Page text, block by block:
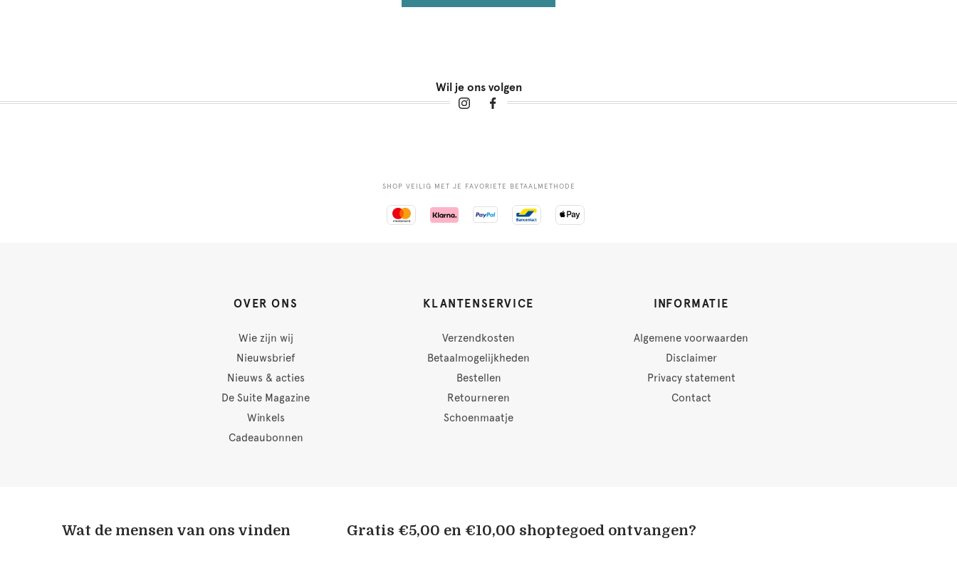
Wil je ons volgen
SHOP VEILIG MET JE FAVORIETE BETAALMETHODE
OVER ONS
Wie zijn wij
Nieuwsbrief
Nieuws & acties
De Suite Magazine
Winkels
Cadeaubonnen
KLANTENSERVICE
Verzendkosten
Betaalmogelijkheden
Bestellen
Retourneren
Schoenmaatje
INFORMATIE
Algemene voorwaarden
Disclaimer
Privacy statement
Contact
Wat de mensen van ons vinden Gratis €5,00 en €10,00 shoptegoed ontvangen?